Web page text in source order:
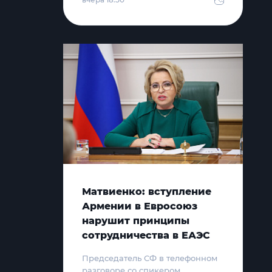
Матвиенко: вступление
Армении в Евросоюз
нарушит принципы
сотрудничества в ЕАЭС
Председатель СФ в телефонном
разговоре со спикером